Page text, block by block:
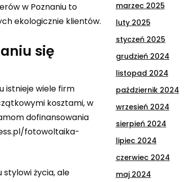
w Poznaniu to
ekologicznie klientów.
się
istnieje wiele firm
kosztami, w
dofinansowania
fotowoltaika-
życia, ale
marzec 2025
luty 2025
styczeń 2025
grudzień 2024
listopad 2024
październik 2024
wrzesień 2024
sierpień 2024
lipiec 2024
czerwiec 2024
maj 2024